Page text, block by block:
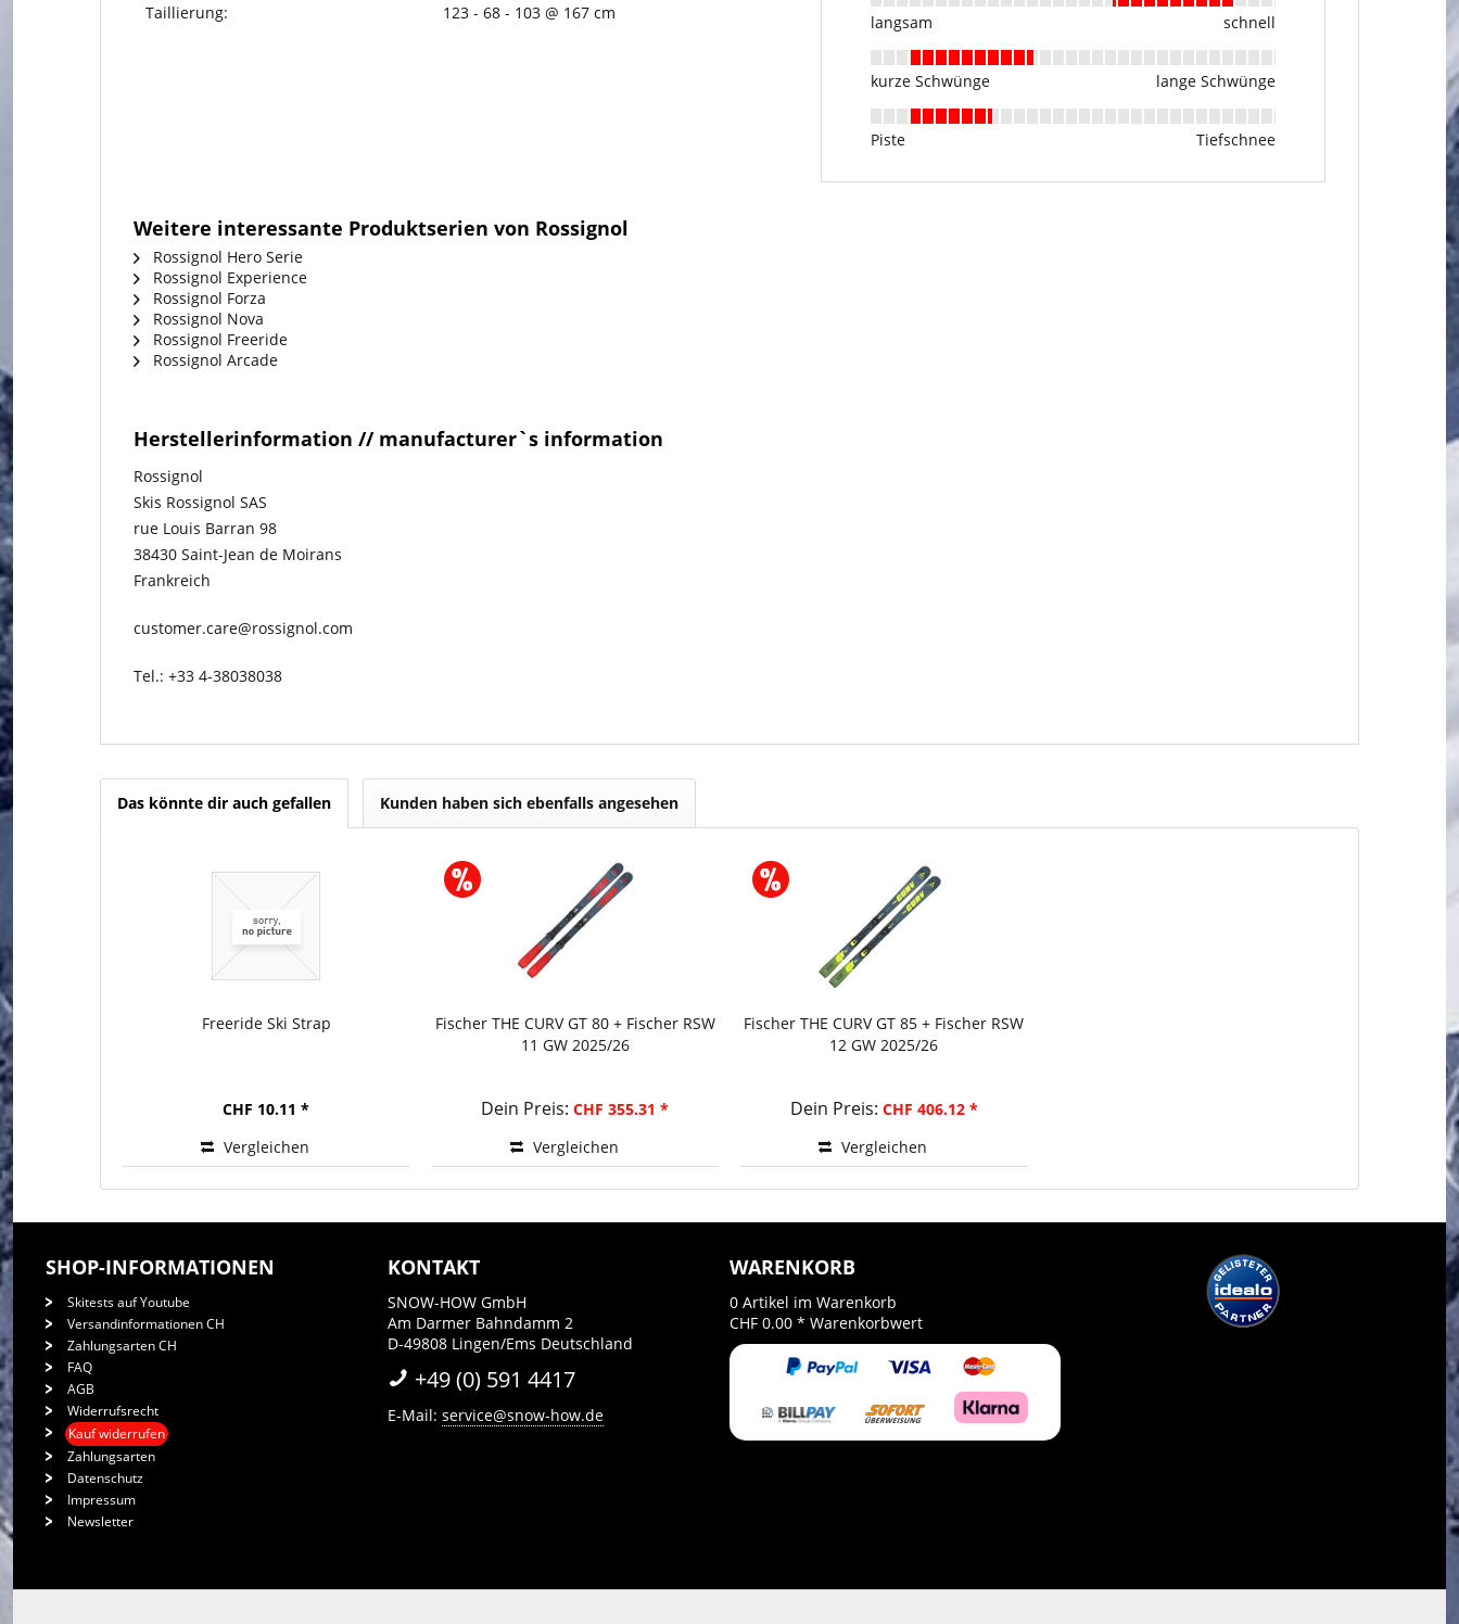
Taillierung:
123 - 68 - 103 @ 167 cm langsam schnell
kurze Schwünge lange Schwünge
Piste Tiefschnee
Weitere interessante Produktserien von Rossignol
Rossignol Hero Serie
Rossignol Experience
Rossignol Forza
Rossignol Nova
Rossignol Freeride
Rossignol Arcade
Herstellerinformation // manufacturer`s information
Rossignol
Skis Rossignol SAS
rue Louis Barran 98
38430 Saint-Jean de Moirans
Frankreich
customer.care@rossignol.com
Tel.: +33 4-38038038
Das könnte dir auch gefallen Kunden haben sich ebenfalls angesehen
Freeride Ski Strap
CHF 10.11 *
Vergleichen
Fischer THE CURV GT 80 + Fischer RSW
11 GW 2025/26
Dein Preis: CHF 355.31 *
Vergleichen
Fischer THE CURV GT 85 + Fischer RSW
12 GW 2025/26
Dein Preis: CHF 406.12 *
Vergleichen
SHOP-INFORMATIONEN
Skitests auf Youtube
Versandinformationen CH
Zahlungsarten CH
FAQ
AGB
Widerrufsrecht
Kauf widerrufen
Zahlungsarten
Datenschutz
Impressum
Newsletter
KONTAKT
SNOW-HOW GmbH
Am Darmer Bahndamm 2
D-49808 Lingen/Ems Deutschland
+49 (0) 591 4417
E-Mail: service@snow-how.de
WARENKORB
0 Artikel im Warenkorb
CHF 0.00 * Warenkorbwert